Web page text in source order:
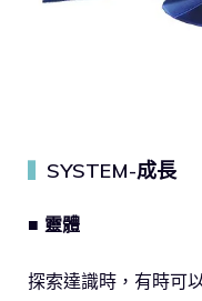
SYSTEM-成長
■ 靈體
探索達識時，有時可